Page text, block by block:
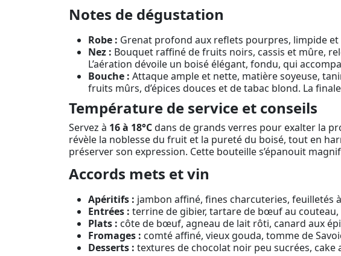
Notes de dégustation
Robe : Grenat profond aux reflets pourpres, limpide
Nez : Bouquet raffiné de fruits noirs, cassis et mûre,
L’aération dévoile un boisé élégant, fondu, qui
Bouche : Attaque ample et nette, matière soyeuse,
fruits mûrs, d’épices douces et de tabac blond. La
Température de service et conseils
Servez à 16 à 18°Cdans de grands verres pour exalter la
révèle la noblesse du fruit et la pureté du boisé, tout en
préserver son expression. Cette bouteille s’épanouit
Accords mets et vin
Apéritifs : jambon affiné, fines charcuteries, feuilletés
Entrées : terrine de gibier, tartare de bœuf au
Plats : côte de bœuf, agneau de lait rôti, canard aux
Fromages : comté affiné, vieux gouda, tomme de
Desserts : textures de chocolat noir peu sucrées, cake